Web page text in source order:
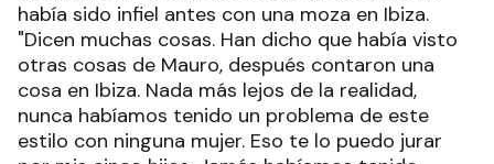
había sido infiel antes con una moza en Ibiza.
"Dicen muchas cosas. Han dicho que había visto
otras cosas de Mauro, después contaron una
cosa en Ibiza. Nada más lejos de la realidad,
nunca habíamos tenido un problema de este
estilo con ninguna mujer. Eso te lo puedo jurar